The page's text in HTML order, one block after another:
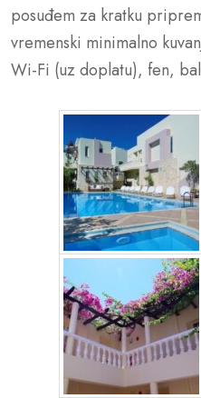
posuđem za kratku
vremenski minimalno
Wi-Fi (uz doplatu), fen,